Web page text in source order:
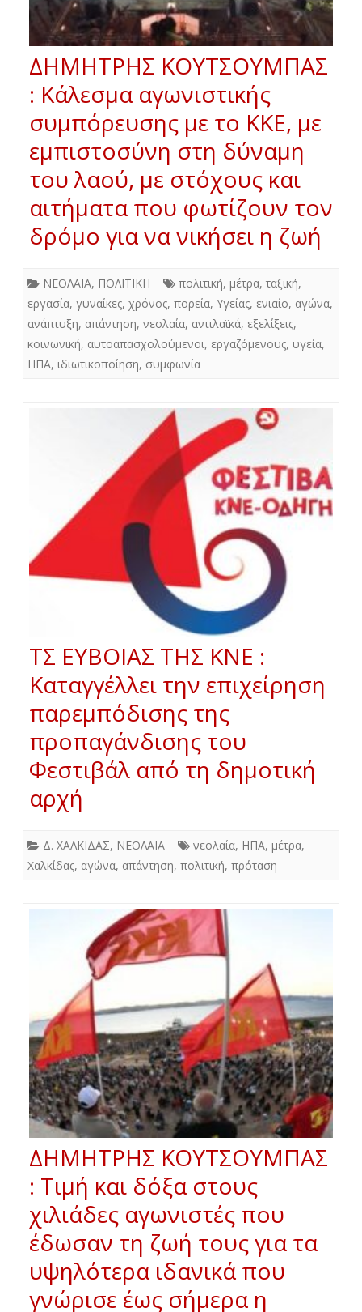
ΔΗΜΗΤΡΗΣ ΚΟΥΤΣΟΥΜΠΑΣ
: Κάλεσμα αγωνιστικής
συμπόρευσης με το ΚΚΕ, με
εμπιστοσύνη στη δύναμη
του λαού, με στόχους και
αιτήματα που φωτίζουν τον
δρόμο για να νικήσει η ζωή
ΝΕΟΛΑΙΑ, ΠΟΛΙΤΙΚΗ πολιτική, μέτρα, ταξική,
εργασία, γυναίκες, χρόνος, πορεία, Υγείας, ενιαίο, αγώνα,
ανάπτυξη, απάντηση, νεολαία, αντιλαϊκά, εξελίξεις,
κοινωνική, αυτοαπασχολούμενοι, εργαζόμενους, υγεία,
ΗΠΑ, ιδιωτικοποίηση, συμφωνία
ΤΣ ΕΥΒΟΙΑΣ ΤΗΣ ΚΝΕ :
Καταγγέλλει την επιχείρηση
παρεμπόδισης της
προπαγάνδισης του
Φεστιβάλ από τη δημοτική
αρχή
Δ. ΧΑΛΚΙΔΑΣ, ΝΕΟΛΑΙΑ νεολαία, ΗΠΑ, μέτρα,
Χαλκίδας, αγώνα, απάντηση, πολιτική, πρόταση
ΔΗΜΗΤΡΗΣ ΚΟΥΤΣΟΥΜΠΑΣ
: Τιμή και δόξα στους
χιλιάδες αγωνιστές που
έδωσαν τη ζωή τους για τα
υψηλότερα ιδανικά που
γνώρισε έως σήμερα η